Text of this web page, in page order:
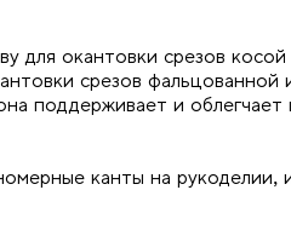
для окантовки срезов
срезов
поддерживает и
канты на рукоделии,